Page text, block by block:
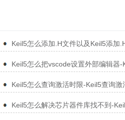
Keil5怎么添加.H文件以及Keil5添加
Keil5怎么把vscode设置外部编辑器
Keil5怎么查询激活时限-Keil5查询激
Keil5怎么解决芯片器件库找不到-